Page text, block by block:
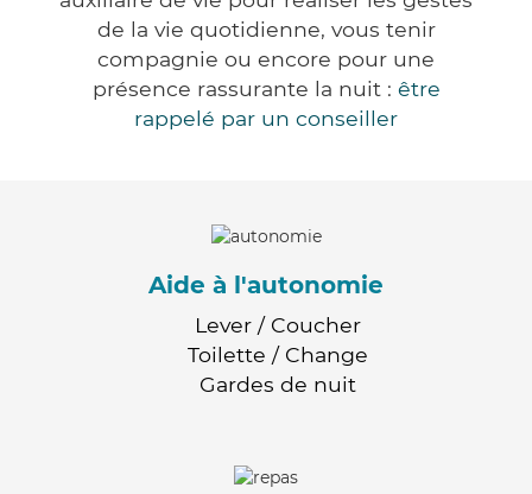
de la vie quotidienne, vous tenir
compagnie ou encore pour une
présence rassurante la nuit : être
rappelé par un conseiller
Aide à l'autonomie
Lever / Coucher
Toilette / Change
Gardes de nuit